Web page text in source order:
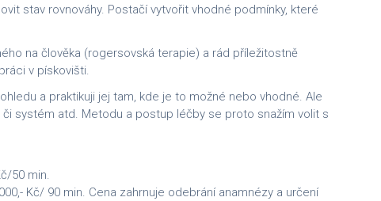
stav rovnováhy. Postačí vytvořit vhodné podmínky, které
na člověka (rogersovská terapie) a rád příležitostně
v pískovišti.
a praktikuji jej tam, kde je to možné nebo vhodné. Ale
systém atd. Metodu a postup léčby se proto snažím volit s
50 min.
Kč/ 90 min. Cena zahrnuje odebrání anamnézy a určení